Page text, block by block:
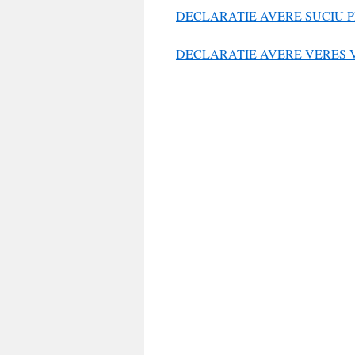
DECLARATIE AVERE SUCIU
DECLARATIE AVERE VERES